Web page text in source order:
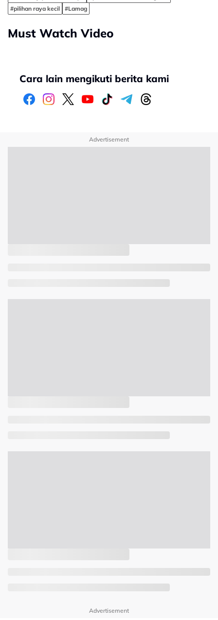
#pilihan raya kecil
#Lamag
Must Watch Video
Cara lain mengikuti berita kami
Advertisement
Advertisement